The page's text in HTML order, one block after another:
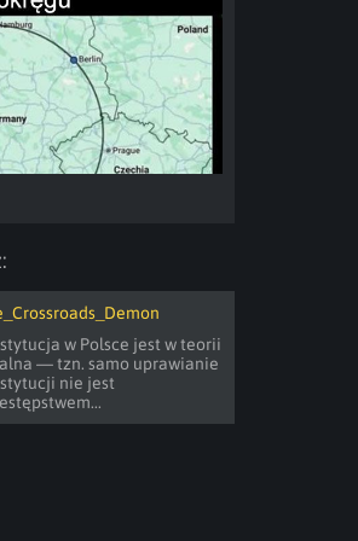
w Polsce jest w teorii
— tzn. samo uprawianie
nie jest